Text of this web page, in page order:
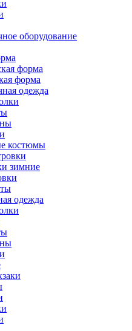
оборудование
форма
форма
одежда
костюмы
зимние
одежда